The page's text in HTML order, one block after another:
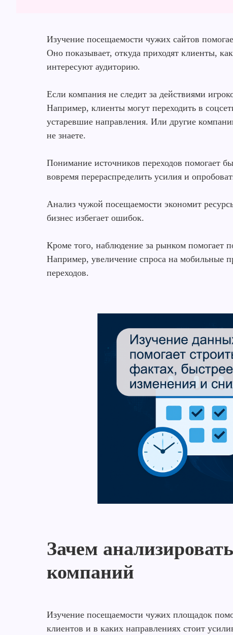
Изучение посещаемости чужих сайтов
Оно показывает, откуда приходят клиенты,
интересуют аудиторию.
Если компания не следит за действиями
Например, клиенты могут переходить в
устаревшие направления. Или другие
не знаете.
Понимание источников переходов помогает
вовремя перераспределить усилия и
Анализ чужой посещаемости экономит
бизнес избегает ошибок.
Кроме того, наблюдение за рынком помогает
Например, увеличение спроса на мобильные
переходов.
Зачем
компаний
Изучение посещаемости чужих площадок
клиентов и в каких направлениях стоит